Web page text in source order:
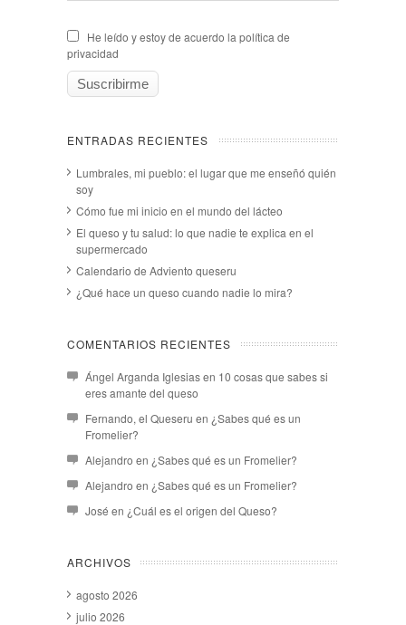
He leído y estoy de acuerdo la política de
privacidad
ENTRADAS RECIENTES
Lumbrales, mi pueblo: el lugar que me enseñó quién
soy
Cómo fue mi inicio en el mundo del lácteo
El queso y tu salud: lo que nadie te explica en el
supermercado
Calendario de Adviento queseru
¿Qué hace un queso cuando nadie lo mira?
COMENTARIOS RECIENTES
Ángel Arganda Iglesiasen 10 cosas que sabes si
eres amante del queso
Fernando, el Queseru en ¿Sabes qué es un
Fromelier?
Alejandro en ¿Sabes qué es un Fromelier?
Alejandro en ¿Sabes qué es un Fromelier?
José en ¿Cuál es el origen del Queso?
ARCHIVOS
agosto 2026
julio 2026